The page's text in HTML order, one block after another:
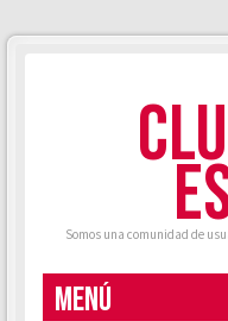
Somos una comunidad de
MENÚ